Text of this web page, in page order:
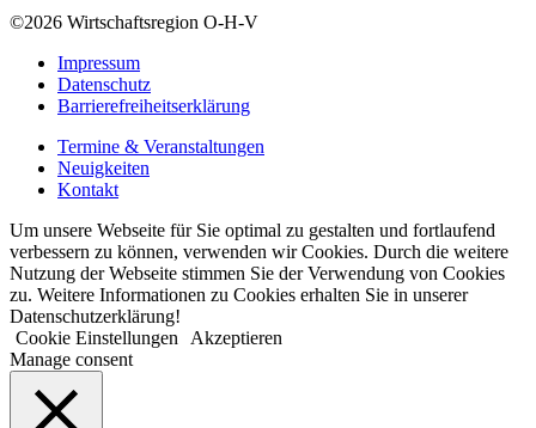
©2026 Wirtschaftsregion O-H-V
Impressum
Datenschutz
Barrierefreiheitserklärung
Termine & Veranstaltungen
Neuigkeiten
Kontakt
Um unsere Webseite für Sie optimal zu gestalten und fortlaufend
verbessern zu können, verwenden wir Cookies. Durch die weitere
Nutzung der Webseite stimmen Sie der Verwendung von Cookies
zu. Weitere Informationen zu Cookies erhalten Sie in unserer
Datenschutzerklärung!
Cookie Einstellungen
Akzeptieren
Manage consent